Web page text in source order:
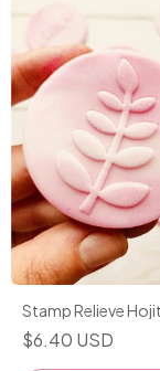
Stamp Relieve
$6.40 USD